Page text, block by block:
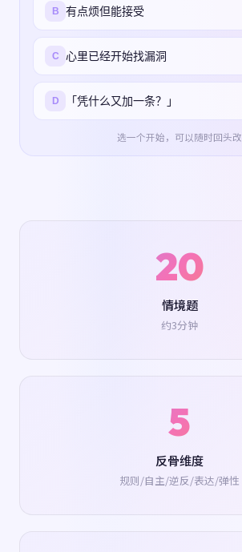
B 有点烦但能接受
C 心里已经开始找漏洞
D 「凭什么又加一条？」
选一个开始，可以随时回头改
20
情境题
约3分钟
5
反骨维度
规则/自主/逆反/表达/弹性